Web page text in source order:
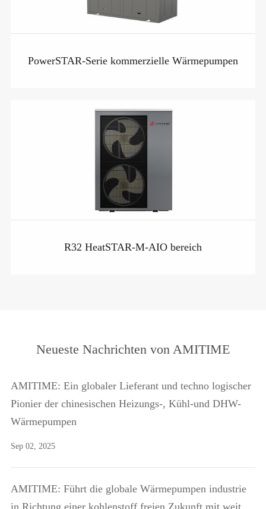
PowerSTAR-Serie kommerzielle Wärmepumpen
R32 HeatSTAR-M-AIO bereich
Neueste Nachrichten von AMITIME
AMITIME: Ein globaler Lieferant und techno logischer
Pionier der chinesischen Heizungs-, Kühl-und DHW-
Wärmepumpen
Sep 02, 2025
AMITIME: Führt die globale Wärmepumpen industrie